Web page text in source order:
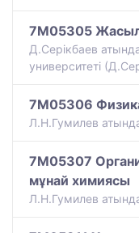
7M05305
Д.Серікбаев
университеті
7M05306
Л.Н.Гумилев
7M05307
мұнай химиясы
Л.Н.Гумилев